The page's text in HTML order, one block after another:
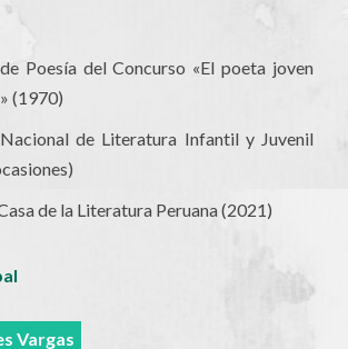
Poesía del Concurso «El poeta joven
(1970)
de Literatura Infantil y Juvenil
de la Literatura Peruana (2021)
Vargas